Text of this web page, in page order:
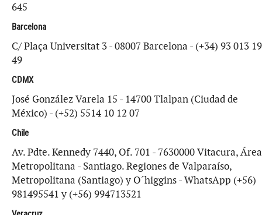
645
Barcelona
C/ Plaça Universitat 3 - 08007 Barcelona - (+34) 93 013 19
49
CDMX
José González Varela 15 - 14700 Tlalpan (Ciudad de
México) - (+52) 5514 10 12 07
Chile
Av. Pdte. Kennedy 7440, Of. 701 - 7630000 Vitacura, Área
Metropolitana - Santiago. Regiones de Valparaíso,
Metropolitana (Santiago) y O´higgins - WhatsApp (+56)
981495541 y (+56) 994713521